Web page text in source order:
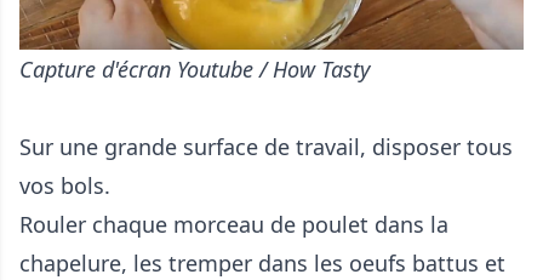
Capture d'écran Youtube / How Tasty
Sur une grande surface de travail, disposer tous
vos bols.
Rouler chaque morceau de poulet dans la
chapelure, les tremper dans les oeufs battus et